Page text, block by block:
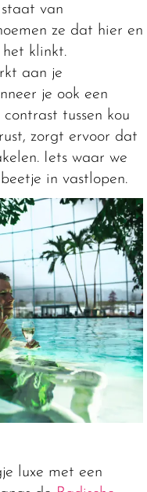
van
ze dat hier en
het klinkt.
aan je
je ook een
tussen kou
zorgt ervoor dat
Iets waar we
in vastlopen.
luxe met een